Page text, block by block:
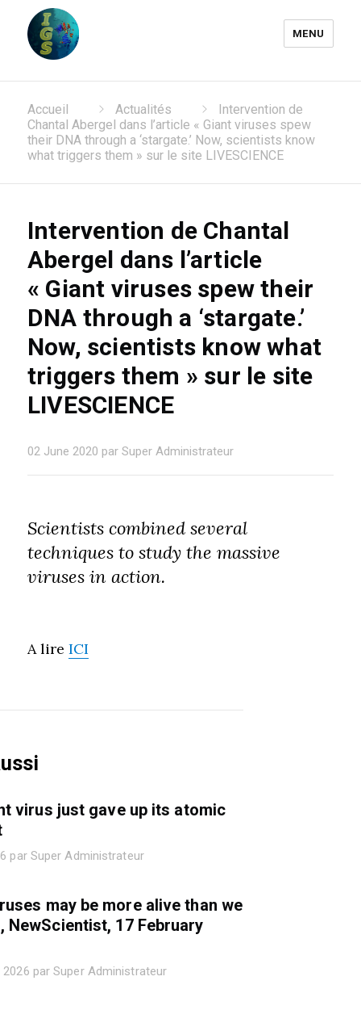
Génomique et Structurale
MENU
Accueil Actualités
Intervention de
Chantal Abergel dans l’article « Giant viruses spew
their DNA through a ‘stargate.’ Now, scientists know
what triggers them » sur le site LIVESCIENCE
Intervention de Chantal
Abergel dans l’article
« Giant viruses spew their
DNA through a ‘stargate.’
Now, scientists know what
triggers them » sur le site
LIVESCIENCE
02 June 2020 par Super Administrateur
Scientists combined several
techniques to study the massive
viruses in action.
A lireICI
virus just gave up its atomic
par Super Administrateur
may be more alive than we
NewScientist, 17 February
2026 par Super Administrateur